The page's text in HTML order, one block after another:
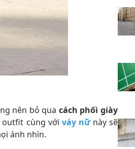
nên bỏ qua cách phối giày
outfit cùng với váy nữnày sẽ
ánh nhìn.